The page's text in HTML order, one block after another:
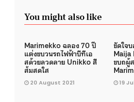
You might also like
Marimekko ฉลอง 70 ปี
แต่งขบวนรถไฟฟ้าบีทีเอ
สด้วยลวดลาย Unikko สี
ส้มสดใส
20 August 2021
ขัดใจ
Maija
ขบถผู้
19